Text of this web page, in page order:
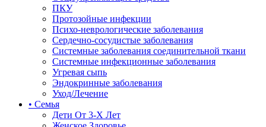
ПКУ
Протозойные инфекции
Психо-неврологические заболевания
Сердечно-сосудистые заболевания
Системные заболевания соединительной ткани
Системные инфекционные заболевания
Угревая сыпь
Эндокринные заболевания
Уход/Лечение
• Семья
Дети От 3-Х Лет